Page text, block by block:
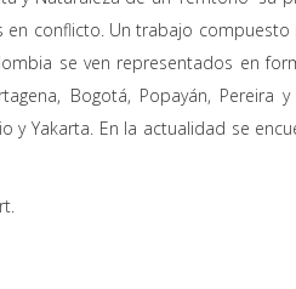
conflicto. Un trabajo
se ven representados en
Bogotá, Popayán, Pereira
y Yakarta. En la actualidad se